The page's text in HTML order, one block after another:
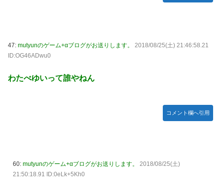
47: mutyunのゲーム+αブログがお送りします。
2018/08/25(土) 21:46:58.21
ID:OG46ADwu0
わたべゆいって誰やねん
コメント欄へ引用
60: mutyunのゲーム+αブログがお送りします。
2018/08/25(土)
21:50:18.91 ID:0eLk+5Kh0